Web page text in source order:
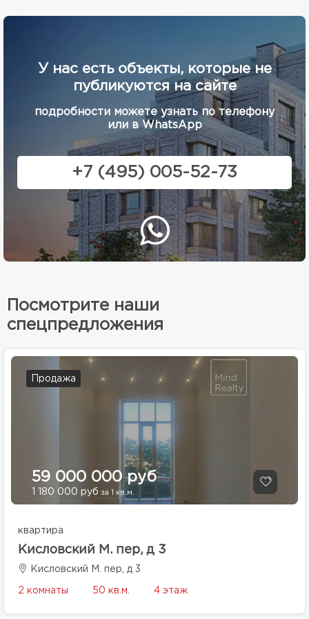
У нас есть объекты, которые не
публикуются на сайте
подробности можете узнать по телефону
или в WhatsApp
+7 (495) 005-52-73
Посмотрите наши
спецпредложения
Продажа
59 000 000 руб
1 180 000 руб за 1 кв.м.
квартира
Кисловский М. пер, д 3
Кисловский М. пер, д 3
2 комнаты 50 кв.м. 4 этаж